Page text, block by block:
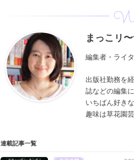
まっこリ
編集者・ライ
出版社勤務を
誌などの編集
いちばん好き
趣味は草花園
連載記事一覧